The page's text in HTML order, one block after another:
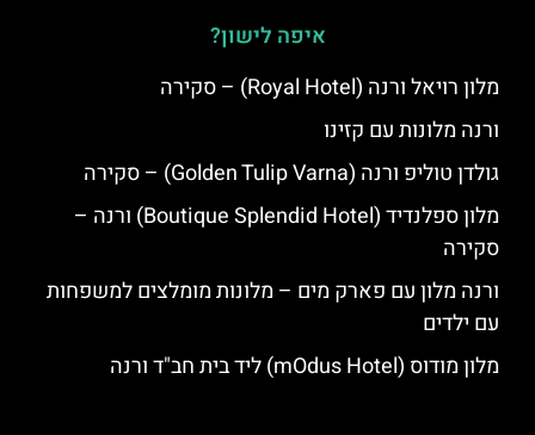
איפה לישון?
מלון רויאל ורנה (Royal Hotel) – סקירה
ורנה מלונות עם קזינו
גולדן טוליפ ורנה (Golden Tulip Varna) – סקירה
מלון ספלנדיד (Boutique Splendid Hotel) ורנה –
סקירה
ורנה מלון עם פארק מים – מלונות מומלצים למשפחות
עם ילדים
מלון מודוס (mOdus Hotel) ליד בית חב"ד ורנה